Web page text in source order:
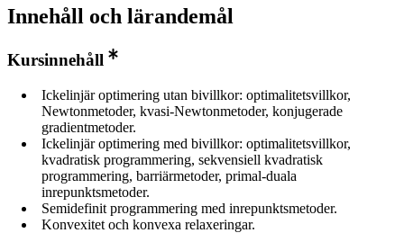
Innehåll och lärandemål
Kursinnehåll
Ickelinjär optimering utan bivillkor: optimalitetsvillkor,
Newtonmetoder, kvasi-Newtonmetoder, konjugerade
gradientmetoder.
Ickelinjär optimering med bivillkor: optimalitetsvillkor,
kvadratisk programmering, sekvensiell kvadratisk
programmering, barriärmetoder, primal-duala
inrepunktsmetoder.
Semidefinit programmering med inrepunktsmetoder.
Konvexitet och konvexa relaxeringar.